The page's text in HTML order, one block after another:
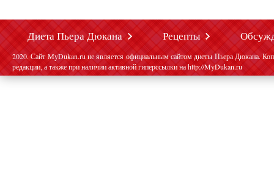
Диета Пьера Дюкана Рецепты
2020. Сайт MyDukan.ru не является официальным сайтом диеты Пьера Дюкана.
редакции, а также при наличии активной гиперссылки на http://MyDukan.ru